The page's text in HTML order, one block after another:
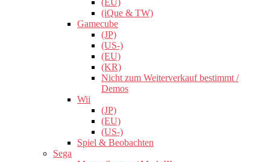
(EU)
(iQue & TW)
Gamecube
(JP)
(US-)
(EU)
(KR)
Nicht zum Weiterverkauf bestimmt /
Demos
Wii
(JP)
(EU)
(US-)
Spiel & Beobachten
Sega